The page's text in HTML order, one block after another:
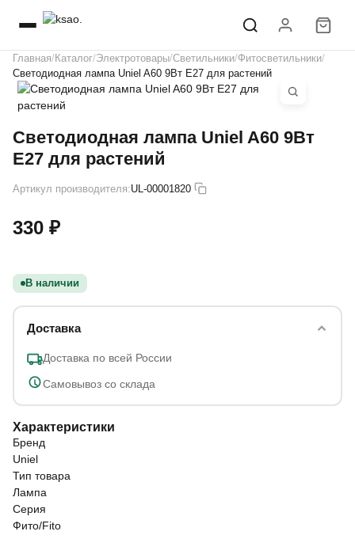
Главная Каталог Электротовары Светильники Фитосветильники
Светодиодная лампа Uniel A60 9Вт E27 для растений
Светодиодная лампа Uniel A60 9Вт
E27 для растений
Артикул производителя:UL-00001820
330 ₽
В наличии
Доставка
Доставка по всей России
Самовывоз со склада
Характеристики
Бренд
Uniel
Тип товара
Лампа
Серия
Фито/Fito